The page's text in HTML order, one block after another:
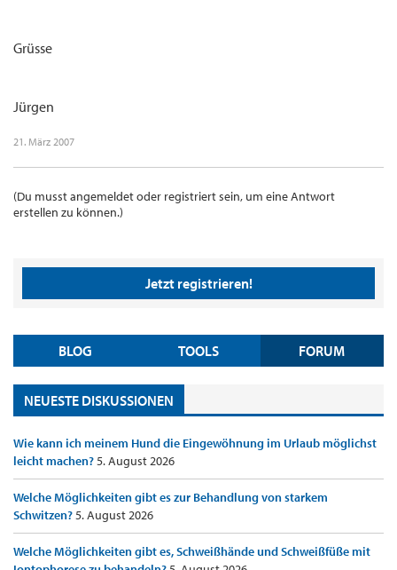
Grüsse
Jürgen
21. März 2007
(Du musst angemeldet oder registriert sein, um eine Antwort
erstellen zu können.)
Jetzt registrieren!
BLOG TOOLS FORUM
NEUESTE DISKUSSIONEN
Wie kann ich meinem Hund die Eingewöhnung im Urlaub möglichst
leicht machen?5. August 2026
Welche Möglichkeiten gibt es zur Behandlung von starkem
Schwitzen?5. August 2026
Welche Möglichkeiten gibt es, Schweißhände und Schweißfüße mit